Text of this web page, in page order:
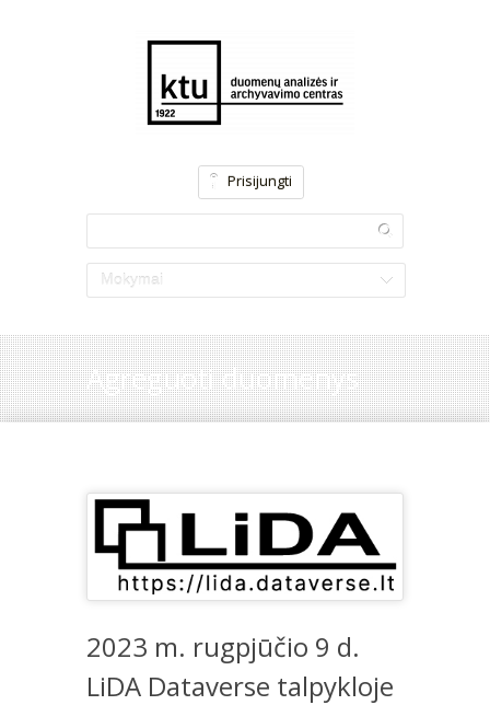
Prisijungti
Mokymai
Agreguoti duomenys
2023 m. rugpjūčio 9 d.
LiDA Dataverse talpykloje